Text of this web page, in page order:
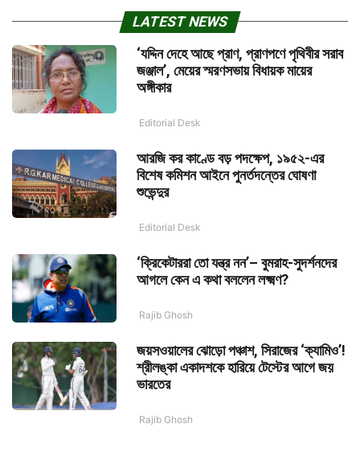
LATEST NEWS
‘যদ্দিন দেহে আছে প্রাণ, প্রাণপণে পৃথিবীর সরাব
জঞ্জাল’, মেয়ের স্মরণসভায় বিধায়ক মায়ের
অঙ্গীকার
Editorial Desk
আরজি কর কাণ্ডে বড় পদক্ষেপ, ১৯৫২-এর
বিশেষ কমিশন আইনে পুনর্তদন্তের ঘোষণা
শুভেন্দুর
Editorial Desk
‘ক্রিকেটাররা তো যন্ত্র নন’– বুমরাহ-সুদর্শনদের
আগলে কেন এ কথা বললেন লক্ষ্মণ?
Rajib Ghosh
জয়সওয়ালের ঝোড়ো পঞ্চাশ, সিরাজের ‘ক্যামিও’!
শ্রীলঙ্কা একাদশকে হারিয়ে টেস্টের আগে জয়
ভারতের
Rajib Ghosh